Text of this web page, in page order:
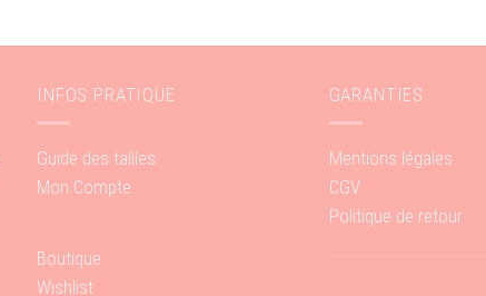
INFOS PRATIQUE
Guide des tailles
Mon Compte
Boutique
Wishlist
GARANTIES
Mentions légales
CGV
Politique de retour